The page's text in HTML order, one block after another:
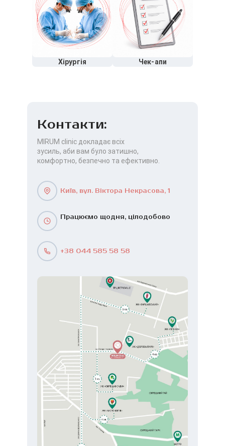
Хірургія Чек-апи
Контакти:
MIRUM clinic докладає всіх
зусиль, аби вам було затишно,
комфортно, безпечно та ефективно.
Київ, вул. Віктора Некрасова, 1
Працюємо щодня, цілодобово
+38 044 585 58 58